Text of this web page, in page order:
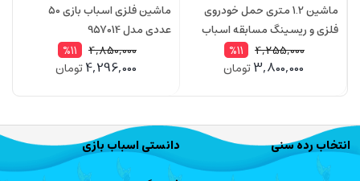
ماشین 1.2 متری حمل خودروی
فلزی و ریسینگ مسابقه اسباب
4,255,000
%11
3,800,000تومان
ماشین فلزی اسباب بازی 50
عددی مدل 957014
4,850,000
%11
4,296,000تومان
انتخاب رده سنی دانستی اسباب بازی